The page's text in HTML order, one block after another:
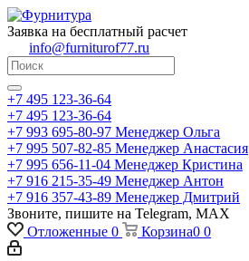
Заявка на бесплатный расчет
info@furniturof77.ru
+7 495 123-36-64
+7 495 123-36-64
+7 993 695-80-97 Менеджер Ольга
+7 995 507-82-85 Менеджер Анастасия
+7 995 656-11-04 Менеджер Кристина
+7 916 215-35-49 Менеджер Антон
+7 916 357-43-89 Менеджер Дмитрий
Звоните, пишите на Telegram, MAX
Отложенные 0 Корзина0 0